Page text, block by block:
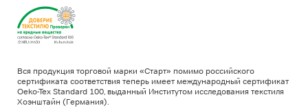
Вся продукция торговой марки «Старт» помимо российского
сертификата соответствия теперь имеет международный сертификат
Oeko-Tex Standard 100, выданный Институтом исследования текстиля
Хоэнштайн (Германия).